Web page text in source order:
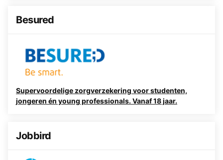
Besured
Supervoordelige zorgverzekering voor studenten,
jongeren én young professionals. Vanaf 18 jaar.
Jobbird